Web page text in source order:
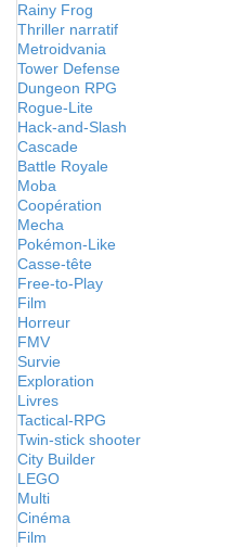
Rainy Frog
Thriller narratif
Metroidvania
Tower Defense
Dungeon RPG
Rogue-Lite
Hack-and-Slash
Cascade
Battle Royale
Moba
Coopération
Mecha
Pokémon-Like
Casse-tête
Free-to-Play
Film
Horreur
FMV
Survie
Exploration
Livres
Tactical-RPG
Twin-stick shooter
City Builder
LEGO
Multi
Cinéma
Film